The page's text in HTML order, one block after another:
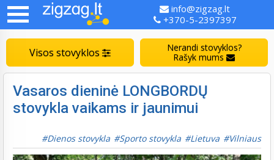
info@zigzag.lt
+370-5-2397397
Visos stovyklos
Nerandi stovyklos?
Rašyk mums
Vasaros dieninė LONGBORDŲ
stovykla vaikams ir jaunimui
Dienos stovykla Sporto stovykla Lietuva Vilniaus